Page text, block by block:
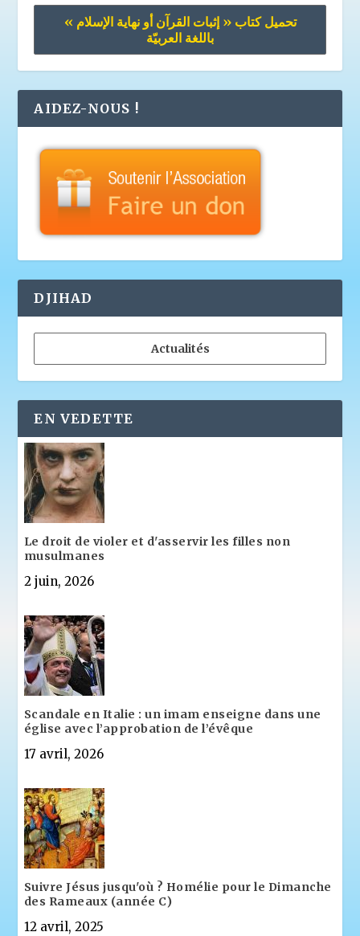
تحميل كتاب « إثبات القرآن أو نهاية الإسلام »
باللغة العربيّة
AIDEZ-NOUS !
DJIHAD
Actualités
EN VEDETTE
Le droit de violer et d'asservir les filles non
musulmanes
2 juin, 2026
Scandale en Italie : un imam enseigne dans une
église avec l’approbation de l’évêque
17 avril, 2026
Suivre Jésus jusqu'où ? Homélie pour le Dimanche
des Rameaux (année C)
12 avril, 2025